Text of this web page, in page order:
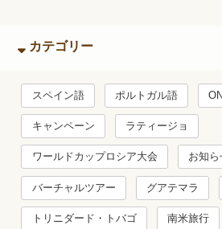
カテゴリー
スペイン語 ポルトガル語
キャンペーン ラティージョ
ワールドカップロシア大会 お知ら
バーチャルツアー グアテマラ
トリニダード・トバゴ 南米旅行